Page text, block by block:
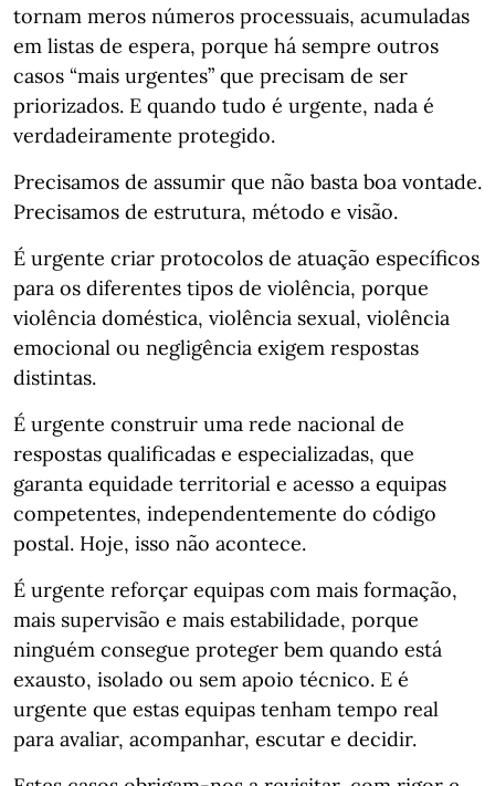
tornam meros números processuais, acumuladas
em listas de espera, porque há sempre outros
casos “mais urgentes” que precisam de ser
priorizados. E quando tudo é urgente, nada é
verdadeiramente protegido.
Precisamos de assumir que não basta boa vontade.
Precisamos de estrutura, método e visão.
É urgente criar protocolos de atuação específicos
para os diferentes tipos de violência, porque
violência doméstica, violência sexual, violência
emocional ou negligência exigem respostas
distintas.
É urgente construir uma rede nacional de
respostas qualificadas e especializadas, que
garanta equidade territorial e acesso a equipas
competentes, independentemente do código
postal. Hoje, isso não acontece.
É urgente reforçar equipas com mais formação,
mais supervisão e mais estabilidade, porque
ninguém consegue proteger bem quando está
exausto, isolado ou sem apoio técnico. E é
urgente que estas equipas tenham tempo real
para avaliar, acompanhar, escutar e decidir.